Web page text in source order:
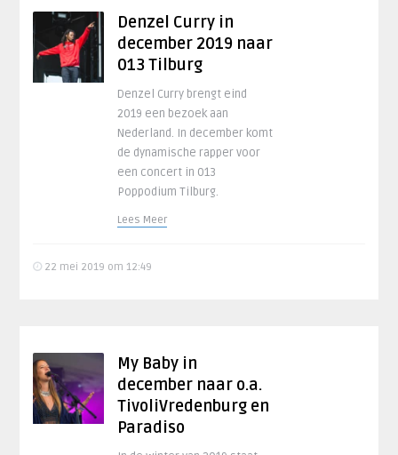
Denzel Curry in
december 2019 naar
013 Tilburg
Denzel Curry brengt eind
2019 een bezoek aan
Nederland. In december komt
de dynamische rapper voor
een concert in 013
Poppodium Tilburg.
Lees Meer
22 mei 2019 om 12:49
My Baby in
december naar o.a.
TivoliVredenburg en
Paradiso